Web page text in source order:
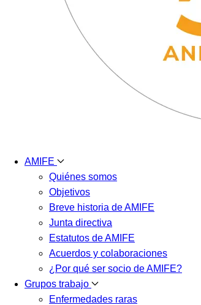
AMIFE
Quiénes somos
Objetivos
Breve historia de AMIFE
Junta directiva
Estatutos de AMIFE
Acuerdos y colaboraciones
¿Por qué ser socio de AMIFE?
Grupos trabajo
Enfermedades raras